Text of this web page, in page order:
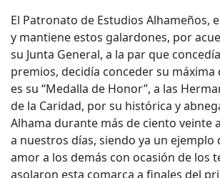
El Patronato de Estudios Alhameños,
y mantiene estos galardones, por
su Junta General, a la par que
premios, decidía conceder su
es su “Medalla de Honor”, a las
de la Caridad, por su histórica y
Alhama durante más de ciento veinte
a nuestros días, siendo ya un ejemplo
amor a los demás con ocasión de los
asolaron esta comarca a finales del